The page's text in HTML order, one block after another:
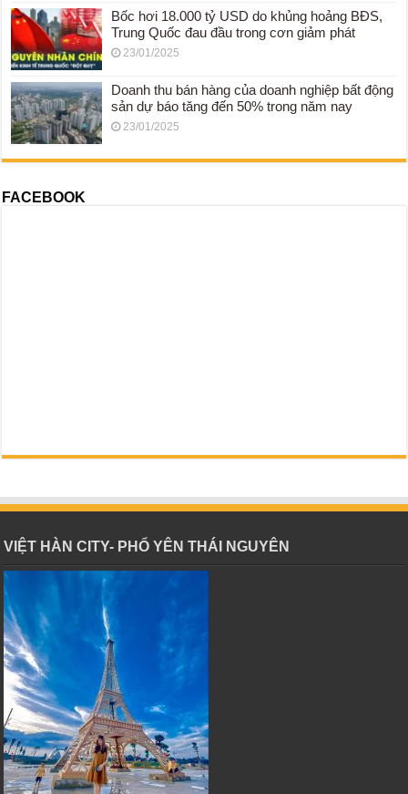
Bốc hơi 18.000 tỷ USD do khủng hoảng BĐS,
Trung Quốc đau đầu trong cơn giảm phát
23/01/2025
Doanh thu bán hàng của doanh nghiệp bất động
sản dự báo tăng đến 50% trong năm nay
23/01/2025
FACEBOOK
VIỆT HÀN CITY- PHỔ YÊN THÁI NGUYÊN